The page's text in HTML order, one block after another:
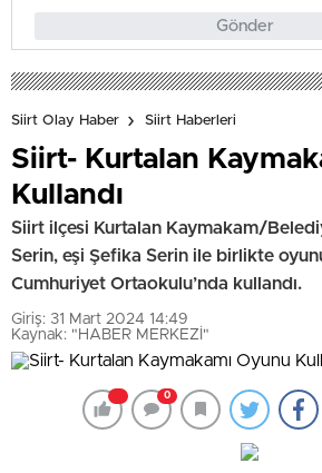
Gönder
Siirt Olay Haber Siirt Haberleri
Siirt- Kurtalan
Kullandı
Siirt ilçesi Kurtalan Kaymakam/
Serin, eşi Şefika Serin ile birlikte
Cumhuriyet Ortaokulu’nda kullandı.
Giriş: 31 Mart 2024 14:49
Kaynak: "HABER MERKEZİ"
0